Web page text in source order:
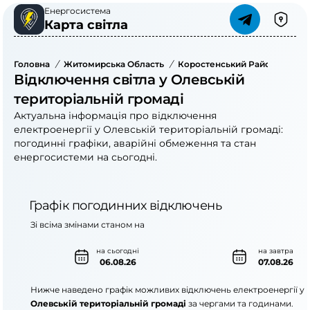
Енергосистема
Карта світла
Головна / Житомирська Область / Коростенський Район
Відключення світла у Олевській
територіальній громаді
Актуальна інформація про відключення
електроенергії у Олевській територіальній громаді:
погодинні графіки, аварійні обмеження та стан
енергосистеми на сьогодні.
Графік погодинних відключень
на сьогодні
06.08.26
на завтра
07.08.26
Зі всіма змінами станом на
Нижче наведено графік можливих відключень електроенергії у
Олевській територіальній громаді за чергами та годинами.